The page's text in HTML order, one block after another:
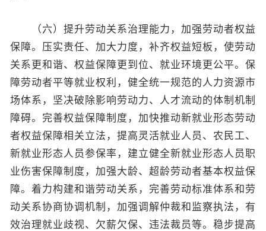
（六）提升劳动关系治理能力，加强劳动者权益
保障。压实责任、加大力度，补齐权益短板，使劳动
关系更和谐、权益保障更到位、就业环境更公平。保
障劳动者平等就业权利，健全统一规范的人力资源市
场体系，坚决破除影响劳动力、人才流动的体制机制
障碍。完善权益保障制度，加快推动新就业形态劳动
者权益保障相关立法，提高灵活就业人员、农民工、
新就业形态人员参保率，建立健全新就业形态人员职
业伤害保障制度，加强大龄、超龄劳动者基本权益保
障。着力构建和谐劳动关系，完善劳动标准体系和劳
动关系协商协调机制，加强调解仲裁和监察执法，有
效治理就业歧视、欠薪欠保、违法裁员等。稳步提高